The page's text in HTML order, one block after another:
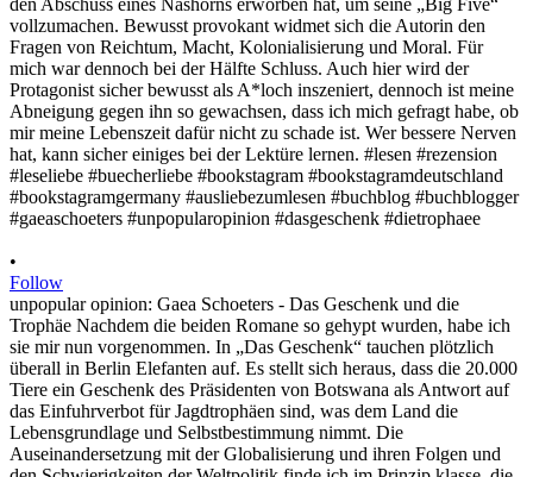
•
Follow
unpopular opinion: Gaea Schoeters - Das Geschenk und die
Trophäe Nachdem die beiden Romane so gehypt wurden, habe ich
sie mir nun vorgenommen. In „Das Geschenk“ tauchen plötzlich
überall in Berlin Elefanten auf. Es stellt sich heraus, dass die 20.000
Tiere ein Geschenk des Präsidenten von Botswana als Antwort auf
das Einfuhrverbot für Jagdtrophäen sind, was dem Land die
Lebensgrundlage und Selbstbestimmung nimmt. Die
Auseinandersetzung mit der Globalisierung und ihren Folgen und